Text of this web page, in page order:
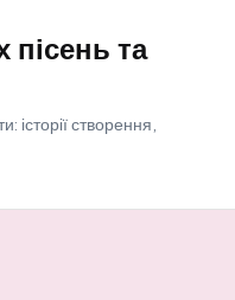
пісень та
історії створення,